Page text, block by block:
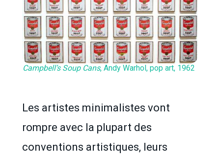
Campbell’s Soup Cans, Andy Warhol, pop art, 1962
Les artistes minimalistes vont
rompre avec la plupart des
conventions artistiques, leurs